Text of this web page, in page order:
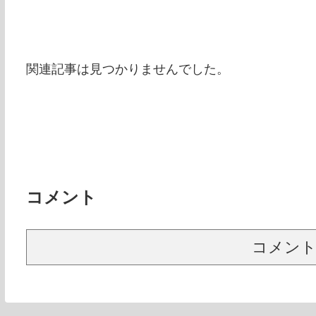
関連記事は見つかりませんでした。
コメント
コメン